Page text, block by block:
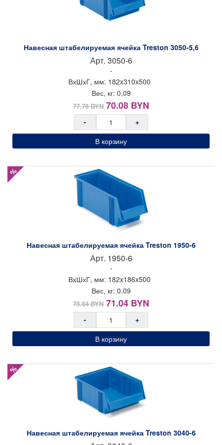
Навесная штабелируемая ячейка Treston 3050-5,6
Арт. 3050-6
-
ВхШхГ, мм: 182x310x500
Вес, кг: 0.09
77.76BYN Первоначальная
цена
составляла
77.76 BYN.
70.08 BYN
-
+
В корзину
%
Навесная штабелируемая ячейка Treston 1950-6
Арт. 1950-6
-
ВхШхГ, мм: 182x186x500
Вес, кг: 0.09
78.84BYN Первоначальная
цена
составляла
78.84 BYN.
71.04 BYN
-
+
В корзину
%
Навесная штабелируемая ячейка Treston 3040-6